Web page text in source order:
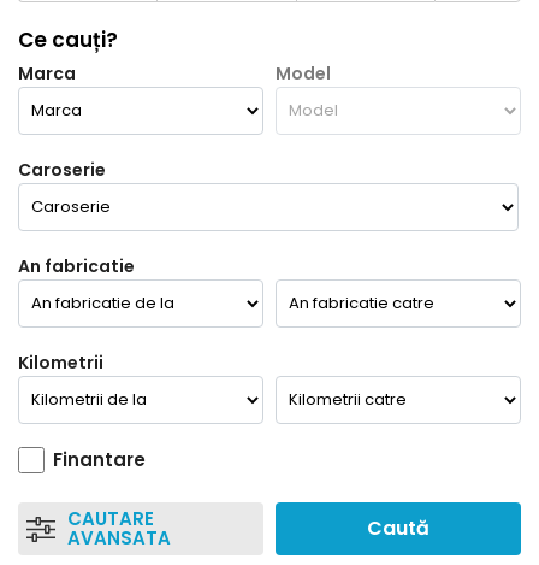
Ce cauți?
Marca Model
Caroserie
An fabricatie
Kilometrii
Finantare
CAUTARE
AVANSATA Caută